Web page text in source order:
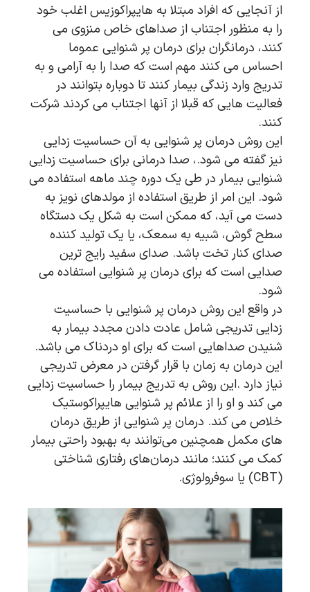
از آنجایی که افراد مبتلا به هایپراکوزیس اغلب خود
را به منظور اجتناب از صداهای خاص منزوی می
کنند، درمانگران برای درمان پر شنوایی عموما
احساس می کنند مهم است که صدا را به آرامی و به
تدریج وارد زندگی بیمار کنند تا دوباره بتوانند در
فعالیت هایی که قبلا از آنها اجتناب می کردند شرکت
کنند.
این روش درمان پر شنوایی به آن حساسیت زدایی
نیز گفته می شود.، صدا درمانی برای حساسیت زدایی
شنوایی بیمار در طی یک دوره چند ماهه استفاده می
شود. این امر از طریق استفاده از مولدهای نویز به
دست می آید، که ممکن است به شکل یک دستگاه
سطح گوش، شبیه به سمعک، یا یک تولید کننده
صدای کنار تخت باشد. صدای سفید رایج ترین
صدایی است که برای درمان پر شنوایی استفاده می
شود.
در واقع این روش درمان پر شنوایی با حساسیت
زدایی تدریجی شامل عادت دادن مجدد بیمار به
شنیدن صداهایی است که برای او دردناک می باشد.
این درمان به زمان با قرار گرفتن در معرض تدریجی
نیاز دارد .این روش به تدریج بیمار را حساسیت زدایی
می کند و او را از علائم پر شنوایی هایپراکوستیک
خلاص می کند. درمان‌ پر شنوایی از طریق درمان
های مکمل همچنین می‌توانند به بهبود راحتی بیمار
کمک می کنند؛ مانند درمان‌های رفتاری شناختی
(CBT) یا سوفرولوژی.